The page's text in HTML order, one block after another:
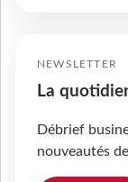
NEWSLETTER
La
Débrief
nouveautés